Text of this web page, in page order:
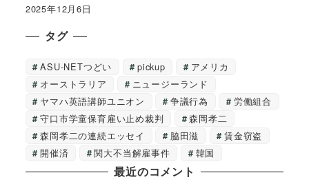
2025年12月6日
タグ
ASU-NETつどい pickup
アメリカ
オーストラリア
ニュージーランド
ヤマハ英語講師ユニオン
争議行為
労働組合
守口市学童保育雇い止め裁判
森岡孝二
森岡孝二の連続エッセイ
脇田滋
賃金窃盗
開催済
関大不当解雇事件 韓国
最近のコメント